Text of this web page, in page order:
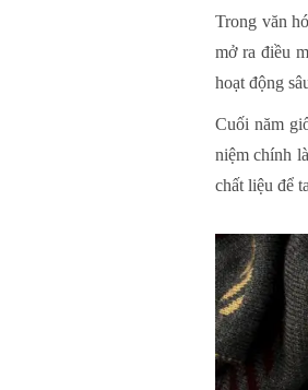
Trong văn
mở ra điều
hoạt động
Cuối năm
niệm chính
chất liệu để